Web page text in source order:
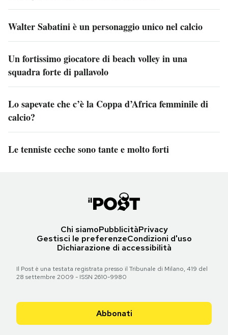
Walter Sabatini è un personaggio unico nel calcio
Un fortissimo giocatore di beach volley in una
squadra forte di pallavolo
Lo sapevate che c’è la Coppa d’Africa femminile di
calcio?
Le tenniste ceche sono tante e molto forti
Chi siamoPubblicitàPrivacy
Gestisci le preferenzeCondizioni d'uso
Dichiarazione di accessibilità
Il Post è una testata registrata presso il Tribunale di Milano, 419 del
28 settembre 2009 - ISSN 2610-9980
Abbonati